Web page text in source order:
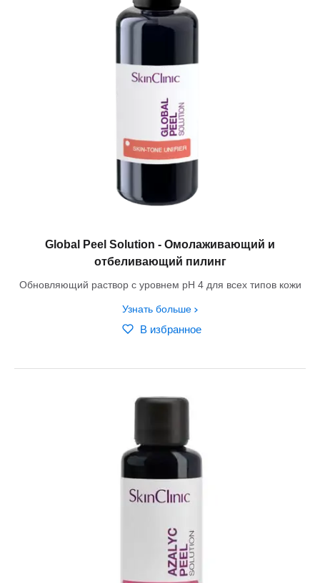
Global Peel Solution - Омолаживающий и
отбеливающий пилинг
Обновляющий раствор с уровнем pH 4 для всех типов кожи
Узнать больше
В избранное